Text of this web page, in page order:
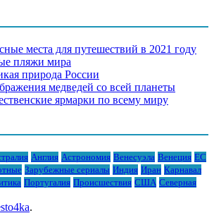
места для путешествий в 2021 году
пляжи мира
природа России
медведей со всей планеты
ярмарки по всему миру
Англия Астрономия Венесуэла Венеция ЕС
Зарубежные сериалы Индия Иран Карнавал
Португалия Происшествия США Северная
.